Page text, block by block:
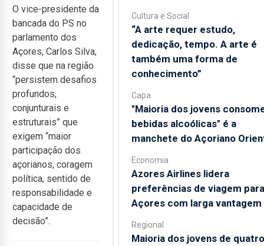
O vice-presidente da
bancada do PS no
parlamento dos
Açores, Carlos Silva,
disse que na região
“persistem desafios
profundos,
conjunturais e
estruturais” que
exigem “maior
participação dos
açorianos, coragem
política, sentido de
responsabilidade e
capacidade de
decisão”.
Cultura e Social
“A arte requer estudo,
dedicação, tempo. A arte é
também uma forma de
conhecimento”
Capa
"Maioria dos jovens
bebidas alcoólicas" é a
manchete do Açoriano
Economia
Azores Airlines lidera
preferências de viagem
Açores com larga vantagem
Regional
Maioria dos jovens de quatro